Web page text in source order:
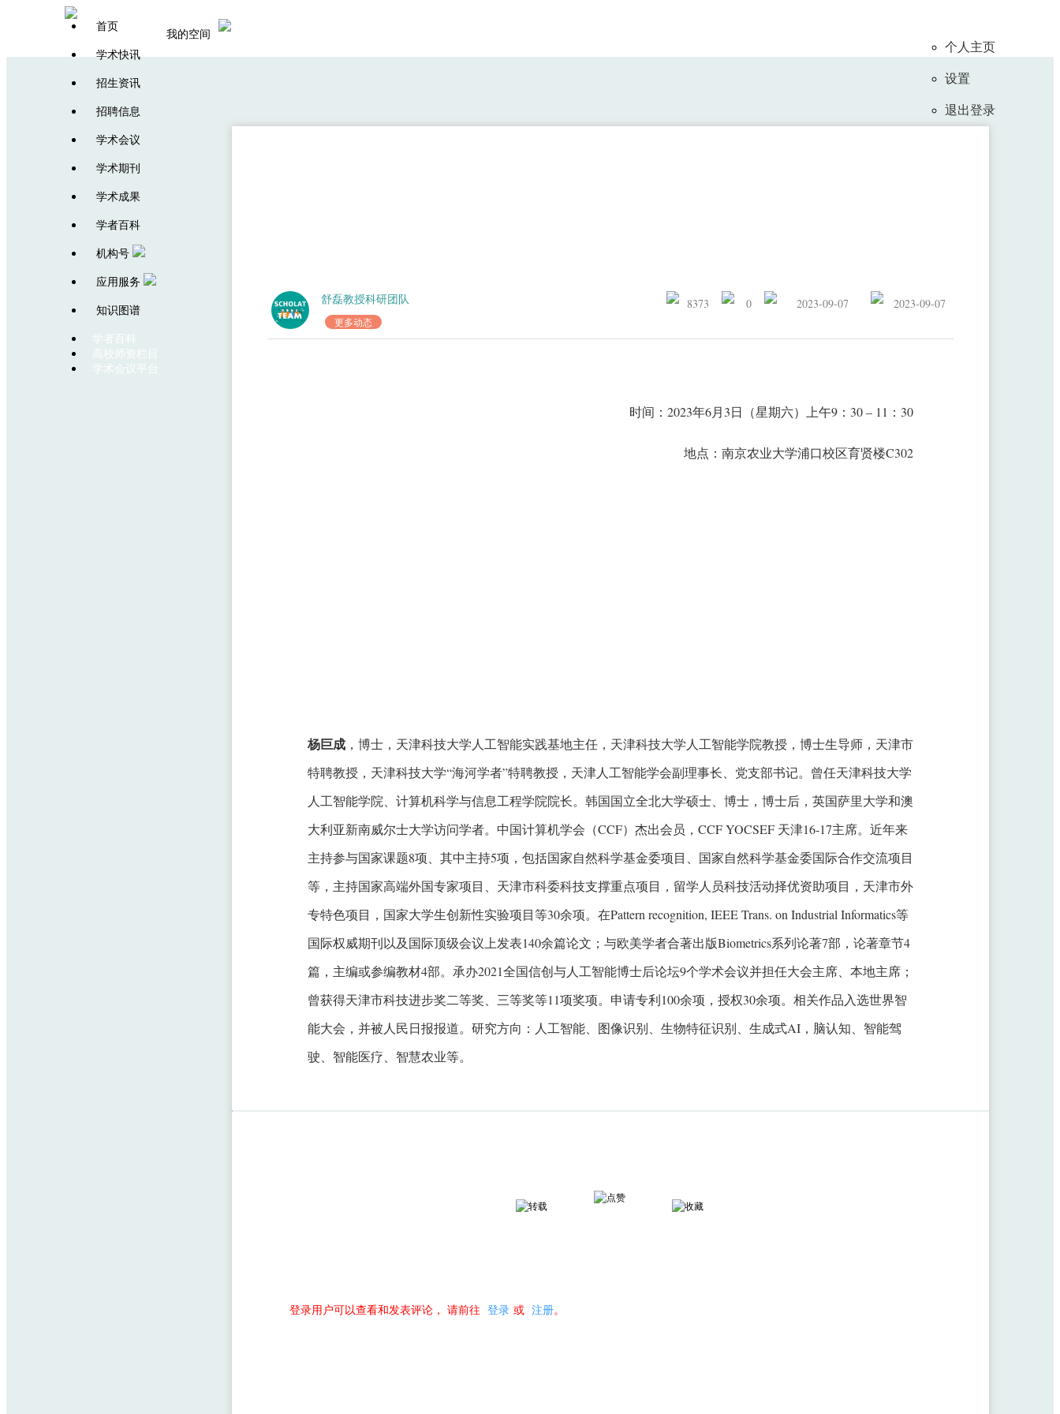
首页
学术快讯
招生资讯
招聘信息
学术会议
学术期刊
学术成果
学者百科
机构号
应用服务
知识图谱
学者百科
高校师资栏目
学术会议平台
我的空间
个人主页
设置
退出登录
舒磊教授科研团队
更多动态
8373 0 2023-09-07 2023-09-07
时间：2023年6月3日（星期六）上午9：30 – 11：30
地点：南京农业大学浦口校区育贤楼C302
杨巨成，博士，天津科技大学人工智能实践基地主任，天津科技大学人工智能学院教授，博士生导师，天津市
特聘教授，天津科技大学“海河学者”特聘教授，天津人工智能学会副理事长、党支部书记。曾任天津科技大学
人工智能学院、计算机科学与信息工程学院院长。韩国国立全北大学硕士、博士，博士后，英国萨里大学和澳
大利亚新南威尔士大学访问学者。中国计算机学会（CCF）杰出会员，CCF YOCSEF 天津16-17主席。近年来
主持参与国家课题8项、其中主持5项，包括国家自然科学基金委项目、国家自然科学基金委国际合作交流项目
等，主持国家高端外国专家项目、天津市科委科技支撑重点项目，留学人员科技活动择优资助项目，天津市外
专特色项目，国家大学生创新性实验项目等30余项。在Pattern recognition, IEEE Trans. on Industrial Informatics等
国际权威期刊以及国际顶级会议上发表140余篇论文；与欧美学者合著出版Biometrics系列论著7部，论著章节4
篇，主编或参编教材4部。承办2021全国信创与人工智能博士后论坛9个学术会议并担任大会主席、本地主席；
曾获得天津市科技进步奖二等奖、三等奖等11项奖项。申请专利100余项，授权30余项。相关作品入选世界智
能大会，并被人民日报报道。研究方向：人工智能、图像识别、生物特征识别、生成式AI，脑认知、智能驾
驶、智能医疗、智慧农业等。
登录用户可以查看和发表评论， 请前往 登录或 注册。